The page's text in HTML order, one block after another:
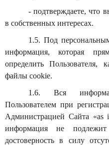
- подтверждаете, что
в собственных интересах.
1.5. Под
информация, которая
определить Пользователя,
файлы cookie.
1.6. Вся
Пользователем при
Администрацией Сайта «as
информация не подлежит
достоверность в силу